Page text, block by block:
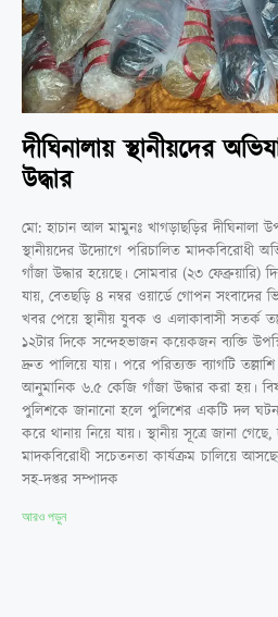
দীঘিনালায় স্থানীয়দের
উদ্ধার
মো: হাচান আল মামুনঃ খাগড়াছড়ির দীঘিনালা
স্থানীয়দের উদ্যোগে পরিচালিত মাদকবিরোধী
গাঁজা উদ্ধার হয়েছে। সোমবার (২৩ ফেব্রুয়ারি)
যায়, বেতছড়ি ৪ নম্বর ওয়ার্ডে গোপন সংবাদের
খবর পেয়ে স্থানীয় যুবক ও এলাকাবাসী সতর্ক
১২টার দিকে সন্দেহভাজন কয়েকজন ব্যক্তি
দ্রুত পালিয়ে যায়। পরে পরিত্যক্ত ব্যাগটি
আনুমানিক ৬.৫ কেজি গাঁজা উদ্ধার করা হয়।
পুলিশকে জানানো হলে পুলিশের একটি দল
করে থানায় নিয়ে যায়। স্থানীয় সূত্রে জানা
মাদকবিরোধী সচেতনতা কার্যক্রম চালিয়ে
সহ-দপ্তর সম্পাদক
আরও পড়ুন